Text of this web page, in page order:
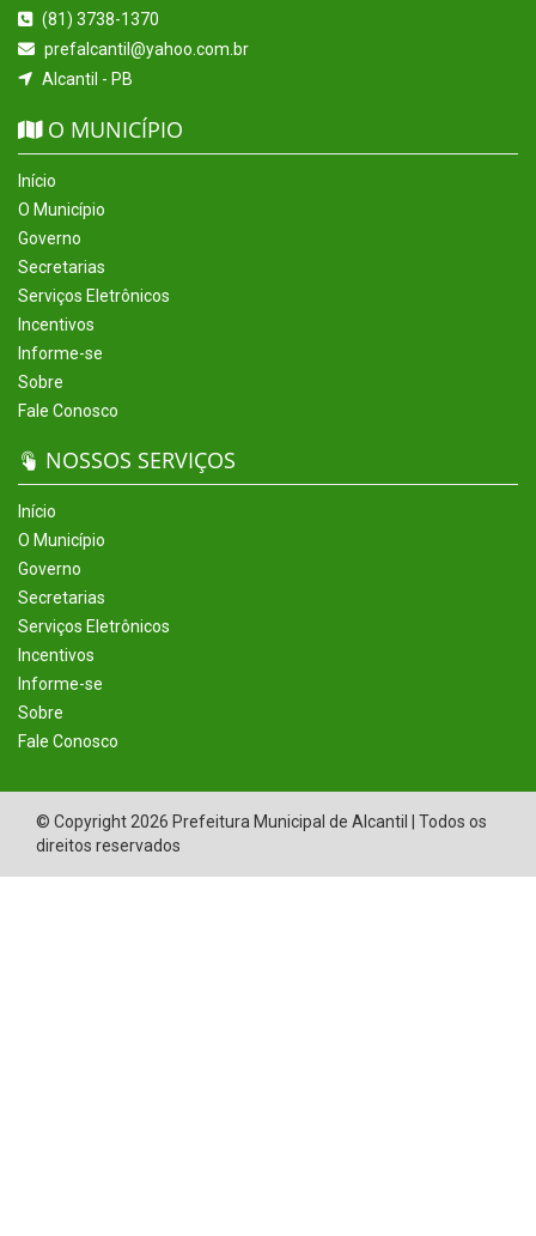
(81) 3738-1370
prefalcantil@yahoo.com.br
Alcantil - PB
O MUNICÍPIO
Início
O Município
Governo
Secretarias
Serviços Eletrônicos
Incentivos
Informe-se
Sobre
Fale Conosco
NOSSOS SERVIÇOS
Início
O Município
Governo
Secretarias
Serviços Eletrônicos
Incentivos
Informe-se
Sobre
Fale Conosco
© Copyright 2026 Prefeitura Municipal de Alcantil | Todos os
direitos reservados